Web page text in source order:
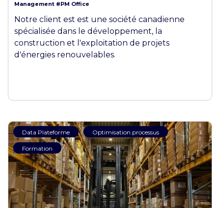
Management #PM Office
Notre client est est une société canadienne
spécialisée dans le développement, la
construction et l'exploitation de projets
d'énergies renouvelables.
Data Plateforme Optimisation processus
Formation